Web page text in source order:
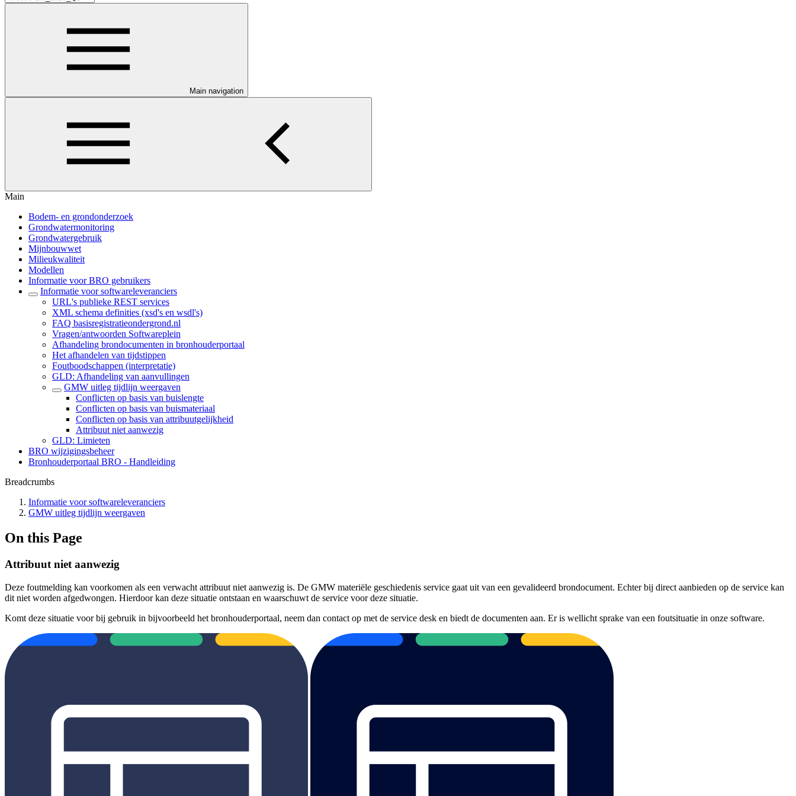
Main navigation
Main
Bodem- en grondonderzoek
Grondwatermonitoring
Grondwatergebruik
Mijnbouwwet
Milieukwaliteit
Modellen
Informatie voor BRO gebruikers
Informatie voor softwareleveranciers
URL's publieke REST services
XML schema definities (xsd's en wsdl's)
FAQ basisregistratieondergrond.nl
Vragen/antwoorden Softwareplein
Afhandeling brondocumenten in bronhouderportaal
Het afhandelen van tijdstippen
Foutboodschappen (interpretatie)
GLD: Afhandeling van aanvullingen
GMW uitleg tijdlijn weergaven
Conflicten op basis van buislengte
Conflicten op basis van buismateriaal
Conflicten op basis van attribuutgelijkheid
Attribuut niet aanwezig
GLD: Limieten
BRO wijzigingsbeheer
Bronhouderportaal BRO - Handleiding
Breadcrumbs
Informatie voor softwareleveranciers
GMW uitleg tijdlijn weergaven
On this Page
Attribuut niet aanwezig
Deze foutmelding kan voorkomen als een verwacht attribuut niet aanwezig is. De GMW materiële geschiedenis service gaat uit van een gevalideerd brondocument. Echter bij direct aanbieden op de service kan
dit niet worden afgedwongen. Hierdoor kan deze situatie ontstaan en waarschuwt de service voor deze situatie.
Komt deze situatie voor bij gebruik in bijvoorbeeld het bronhouderportaal, neem dan contact op met de service desk en biedt de documenten aan. Er is wellicht sprake van een foutsituatie in onze software.